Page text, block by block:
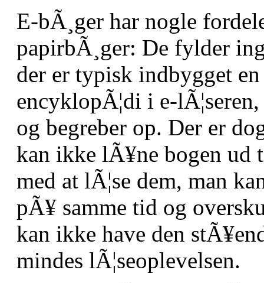
E-bÃ¸ger har nogle
papirbÃ¸ger: De fylder
der er typisk indbygget
encyklopÃ¦di i e-
og begreber op. Der er
kan ikke lÃ¥ne bogen ud
med at lÃ¦se dem, man
pÃ¥ samme tid og
kan ikke have den
mindes lÃ¦seoplevelsen.